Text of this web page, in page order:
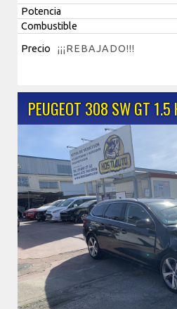
Potencia
Combustible
Precio
¡¡¡REBAJADO!!!
PEUGEOT 308 SW GT